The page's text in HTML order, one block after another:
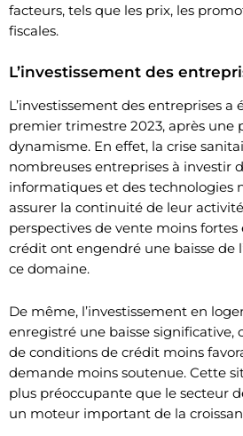
facteurs, tels que les prix, les
fiscales.
L’investissement des
L’investissement des entreprises
premier trimestre 2023, après une
dynamisme. En effet, la crise
nombreuses entreprises à investir
informatiques et des technologies
assurer la continuité de leur
perspectives de vente moins
crédit ont engendré une baisse de
ce domaine.
De même, l’investissement en
enregistré une baisse significative,
de conditions de crédit moins
demande moins soutenue. Cette
plus préoccupante que le secteur
un moteur important de la